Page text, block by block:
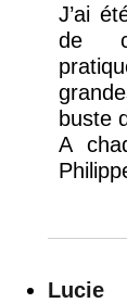
J’ai
de
buste
A
Lucie